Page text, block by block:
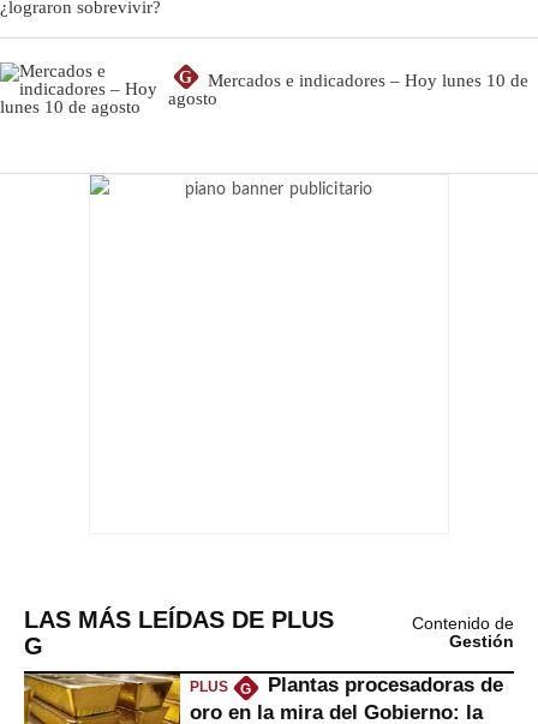
G
Mercados e indicadores – Hoy lunes 10 de
agosto
LAS MÁS LEÍDAS DE PLUS
G
Contenido de
Gestión
PLUS G
Plantas procesadoras de
oro en la mira del Gobierno: la